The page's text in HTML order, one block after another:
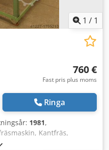
1 / 1
760 €
Fast pris plus moms
Ringa
1981,
Kantfräs,
Aatjck För samtidig övre